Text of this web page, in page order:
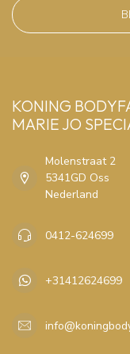
KONING
MARIE JO
Molenstraat 2
5341GD Oss
Nederland
0412-624699
+31412624699